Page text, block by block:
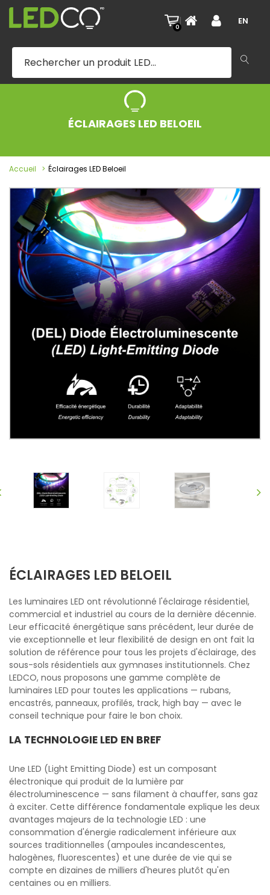
0
| EN
ÉCLAIRAGES LED BELOEIL
Accueil Éclairages LED Beloeil
ÉCLAIRAGES LED BELOEIL
Les luminaires LED ont révolutionné l'éclairage résidentiel,
commercial et industriel au cours de la dernière décennie.
Leur efficacité énergétique sans précédent, leur durée de
vie exceptionnelle et leur flexibilité de design en ont fait la
solution de référence pour tous les projets d'éclairage, des
sous-sols résidentiels aux gymnases institutionnels. Chez
LEDCO, nous proposons une gamme complète de
luminaires LED pour toutes les applications — rubans,
encastrés, panneaux, profilés, track, high bay — avec le
conseil technique pour faire le bon choix.
LA TECHNOLOGIE LED EN BREF
Une LED (Light Emitting Diode) est un composant
électronique qui produit de la lumière par
électroluminescence — sans filament à chauffer, sans gaz
à exciter. Cette différence fondamentale explique les deux
avantages majeurs de la technologie LED : une
consommation d'énergie radicalement inférieure aux
sources traditionnelles (ampoules incandescentes,
halogènes, fluorescentes) et une durée de vie qui se
compte en dizaines de milliers d'heures plutôt qu'en
centaines ou en milliers.